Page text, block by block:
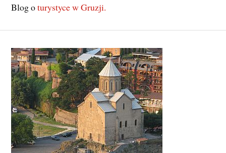
Blog oturystyce w Gruzji.